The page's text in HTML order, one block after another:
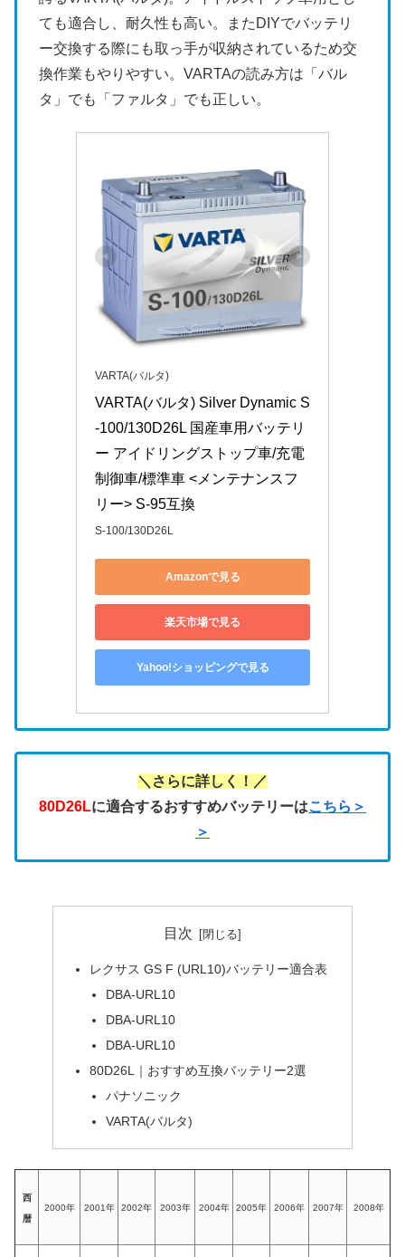
ても適合し、耐久性も高い。またDIYでバッテリ
ー交換する際にも取っ手が収納されているため交
換作業もやりやすい。VARTAの読み方は「バル
タ」でも「ファルタ」でも正しい。
VARTA(バルタ)
VARTA(バルタ) Silver Dynamic S
-100/130D26L 国産車用バッテリ
ー アイドリングストップ車/充電
制御車/標準車 <メンテナンスフ
リー> S-95互換
S-100/130D26L
Amazonで見る
楽天市場で見る
Yahoo!ショッピングで見る
＼さらに詳しく！／
80D26Lに適合するおすすめバッテリーはこちら＞
＞
目次
レクサス GS F (URL10)バッテリー適合表
DBA-URL10
DBA-URL10
DBA-URL10
80D26L｜おすすめ互換バッテリー2選
パナソニック
VARTA(バルタ)
西
暦
2000年 2001年 2002年 2003年 2004年 2005年 2006年 2007年 2008年